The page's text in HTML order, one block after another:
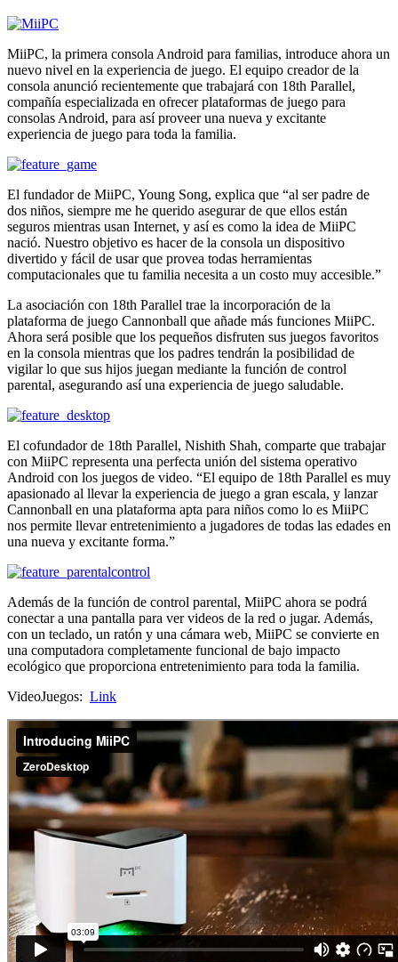
MiiPC, la primera consola Android para familias, introduce ahora un
nuevo nivel en la experiencia de juego. El equipo creador de la
consola anunció recientemente que trabajará con 18th Parallel,
compañía especializada en ofrecer plataformas de juego para
consolas Android, para así proveer una nueva y excitante
experiencia de juego para toda la familia.
El fundador de MiiPC, Young Song, explica que “al ser padre de
dos niños, siempre me he querido asegurar de que ellos están
seguros mientras usan Internet, y así es como la idea de MiiPC
nació. Nuestro objetivo es hacer de la consola un dispositivo
divertido y fácil de usar que provea todas herramientas
computacionales que tu familia necesita a un costo muy accesible.”
La asociación con 18th Parallel trae la incorporación de la
plataforma de juego Cannonball que añade más funciones MiiPC.
Ahora será posible que los pequeños disfruten sus juegos favoritos
en la consola mientras que los padres tendrán la posibilidad de
vigilar lo que sus hijos juegan mediante la función de control
parental, asegurando así una experiencia de juego saludable.
El cofundador de 18th Parallel, Nishith Shah, comparte que trabajar
con MiiPC representa una perfecta unión del sistema operativo
Android con los juegos de video. “El equipo de 18th Parallel es muy
apasionado al llevar la experiencia de juego a gran escala, y lanzar
Cannonball en una plataforma apta para niños como lo es MiiPC
nos permite llevar entretenimiento a jugadores de todas las edades en
una nueva y excitante forma.”
Además de la función de control parental, MiiPC ahora se podrá
conectar a una pantalla para ver videos de la red o jugar. Además,
con un teclado, un ratón y una cámara web, MiiPC se convierte en
una computadora completamente funcional de bajo impacto
ecológico que proporciona entretenimiento para toda la familia.
VideoJuegos: Link